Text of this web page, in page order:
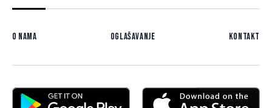
O nama Oglašavanje Kontakt